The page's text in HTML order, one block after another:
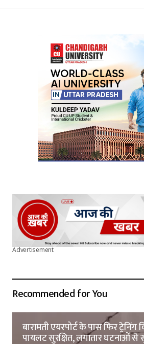
Your E-mail*
Submit Comment
Advertisement
Recommended for You
बारामती एयरपोर्ट के पास फिर ट्रेनिंग
पायलट सुरक्षित, लगातार घटनाओं से